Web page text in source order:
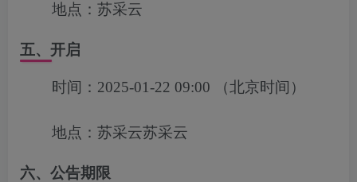
地点： 苏采云
五、开启
时间： 2025-01-22 09:00 （北京时间）
地点： 苏采云苏采云
六、公告期限